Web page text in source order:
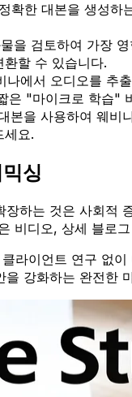
확한 대본을 생성하
을 검토하여 가장
할 수 있습니다.
나에서 오디오를 추
은 "마이크로 학습"
본을 사용하여 웨비
세요.
싱
하는 것은 사회적
비디오, 상세 블로
라이언트 연구 없
강화하는 완전한